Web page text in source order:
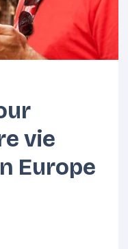
vie
Europe